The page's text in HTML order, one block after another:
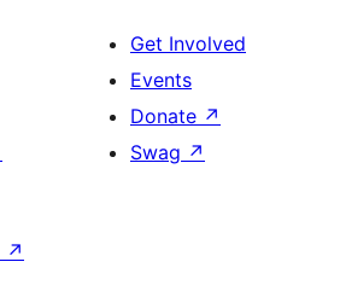
Get Involved
Events
Donate ↗
Swag ↗
↗